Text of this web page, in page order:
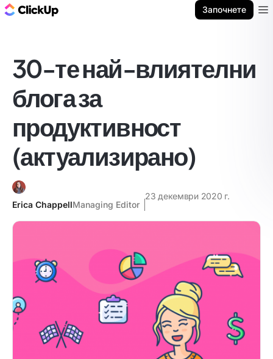
Започнете
30-те най-влиятелни
блога за
продуктивност
(актуализирано)
Erica ChappellManaging Editor
23 декември 2020 г.